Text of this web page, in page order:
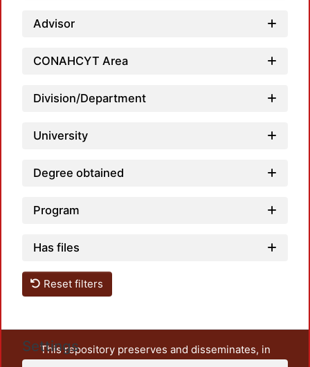
Advisor
CONAHCYT Area
Division/Department
University
Degree obtained
Program
Has files
Reset filters
Settings
This repository preserves and disseminates, in